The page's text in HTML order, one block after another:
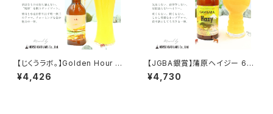
【じくうラボ。】Golden Hour W
eizen 6本セット【送料無料※北
海道・沖縄除く】
¥4,426
【JGBA銀賞】蒲原ヘイジー 6本
セット【送料込※北海道・沖縄除
く】
¥4,730